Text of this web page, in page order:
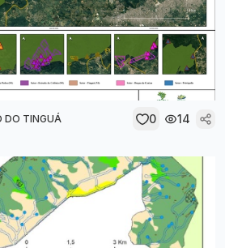
DO TINGUÁ 0 14